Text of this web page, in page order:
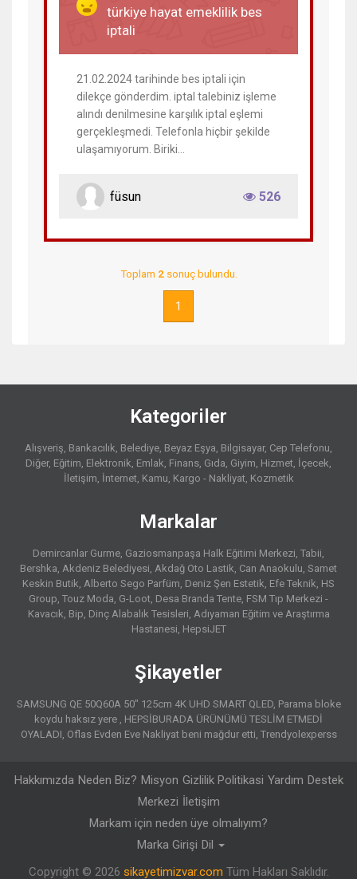
türkiye hayat emeklilik bes
iptali
21.02.2024 tarihinde bes iptali için
dilekçe gönderdim. iptal talebiniz işleme
alındı denilmesine karşılık iptal eşlemi
gerçekleşmedi. Telefonla hiçbir şekilde
ulaşamıyorum. Biriki...
füsun 526
Toplam 2sonuç bulundu.
1
Kategoriler
Alışveriş Bankacılık Belediye Beyaz Eşya Bilgisayar Cep Telefonu
Diğer Eğitim Elektronik Emlak Finans Gıda Giyim Hizmet İçecek
İletişim İnternet Kamu Kargo - Nakliyat Kozmetik
Markalar
Demircanlar Gurme Gaziosmanpaşa Halk Eğitimi Merkezi Tabii
Bershka Akdeniz Belediyesi Akdağ Oto Lastik Can Anaokulu Samet
Keskin Butik Alberto Sego Parfüm Deniz Şen Estetik Efe Teknik HS
Group Touz Moda G-Loot Desa Branda Tente FSM Tıp Merkezi -
Kavacık Bip Dinç Alabalık Tesisleri Adıyaman Eğitim ve Araştırma
Hastanesi HepsiJET
Şikayetler
SAMSUNG QE 50Q60A 50" 125cm 4K UHD SMART QLED Parama bloke
koydu haksız yere
HEPSİBURADA ÜRÜNÜMÜ TESLİM ETMEDİ
OYALADI Oflas Evden Eve Nakliyat beni mağdur etti Trendyolexperss
Hakkımızda Neden Biz? Misyon Gizlilik Politikasi Yardım Destek
Merkezi İletişim
Markam için neden üye olmalıyım?
Marka Girişi Dil
Copyright © 2026 sikayetimizvar.com Tüm Hakları Saklıdır.